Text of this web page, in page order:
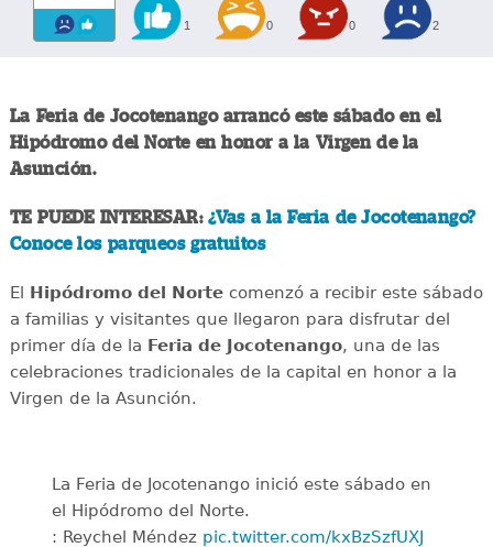
1 0 0 2
La Feria de Jocotenango arrancó este sábado en el
Hipódromo del Norte en honor a la Virgen de la
Asunción.
TE PUEDE INTERESAR:¿Vas a la Feria de Jocotenango?
Conoce los parqueos gratuitos
El Hipódromo del Nortecomenzó a recibir este sábado
a familias y visitantes que llegaron para disfrutar del
primer día de la Feria de Jocotenango, una de las
celebraciones tradicionales de la capital en honor a la
Virgen de la Asunción.
La Feria de Jocotenango inició este sábado en
el Hipódromo del Norte.
: Reychel Méndez pic.twitter.com/kxBzSzfUXJ